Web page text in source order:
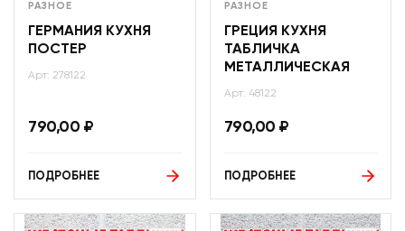
РАЗНОЕ
ГЕРМАНИЯ КУХНЯ
ПОСТЕР
Арт: 278122
790,00 ₽
ПОДРОБНЕЕ
РАЗНОЕ
ГРЕЦИЯ КУХНЯ
ТАБЛИЧКА
МЕТАЛЛИЧЕСКАЯ
Арт: 48122
790,00 ₽
ПОДРОБНЕЕ